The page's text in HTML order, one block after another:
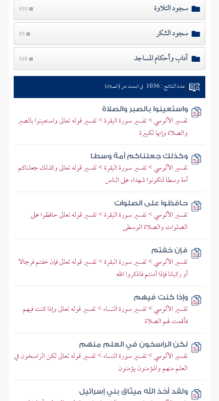
سجود التلاوة 633
سجود الشكر 65
آداب وأحكام المساجد 526
عدد النتائج : 1036 في البحث عن (الصلاة)
واستعينوا بالصبر والصلاة
تفسير الألوسي > تفسير سورة البقرة > تفسير قوله تعالى واستعينوا بالصبر
والصلاة وإنها لكبيرة
وكذلك جعلناكم أمة وسطا
تفسير الألوسي > تفسير سورة البقرة > تفسير قوله تعالى وكذلك جعلناكم
أمة وسطا لتكونوا شهداء على الناس
حافظوا على الصلوات
تفسير الألوسي > تفسير سورة البقرة > تفسير قوله تعالى حافظوا على
الصلوات والصلاة الوسطى
فإن خفتم
تفسير الألوسي > تفسير سورة البقرة > تفسير قوله تعالى فإن خفتم فرجالا
أو ركبانا فإذا أمنتم فاذكروا الله
وإذا كنت فيهم
تفسير الألوسي > تفسير سورة النساء > تفسير قوله تعالى وإذا كنت فيهم
فأقمت لهم الصلاة
لكن الراسخون في العلم منهم
تفسير الألوسي > تفسير سورة النساء > تفسير قوله تعالى لكن الراسخون في
العلم منهم والمؤمنون يؤمنون
ولقد أخذ الله ميثاق بني إسرائيل